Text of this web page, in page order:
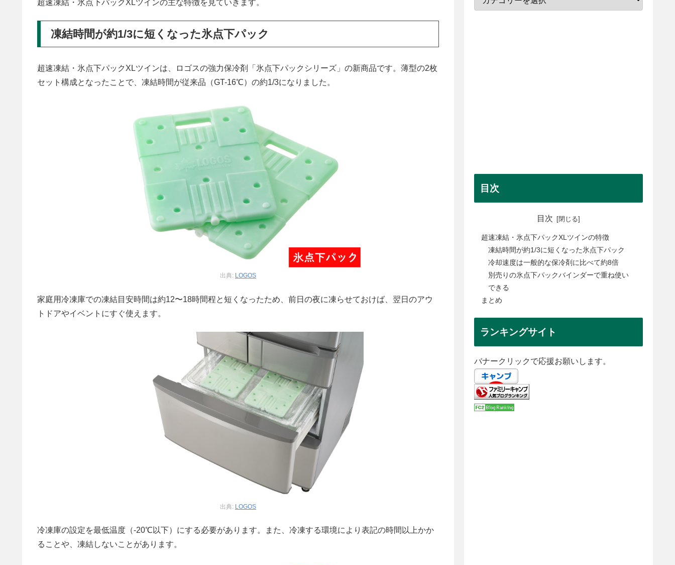
超速凍結・氷点下パックXLツインの主な特徴を見ていきます。
凍結時間が約1/3に短くなった氷点下パック
超速凍結・氷点下パックXLツインは、ロゴスの強力保冷剤「氷点下パックシリーズ」の新商品です。薄型の2枚
セット構成となったことで、凍結時間が従来品（GT-16℃）の約1/3になりました。
出典: LOGOS
家庭用冷凍庫での凍結目安時間は約12〜18時間程と短くなったため、前日の夜に凍らせておけば、翌日のアウ
トドアやイベントにすぐ使えます。
出典: LOGOS
冷凍庫の設定を最低温度（-20℃以下）にする必要があります。また、冷凍する環境により表記の時間以上かか
ることや、凍結しないことがあります。
目次
目次
超速凍結・氷点下パックXLツインの特徴
凍結時間が約1/3に短くなった氷点下パック
冷却速度は一般的な保冷剤に比べて約8倍
別売りの氷点下パックバインダーで重ね使い
できる
まとめ
ランキングサイト
バナークリックで応援お願いします。